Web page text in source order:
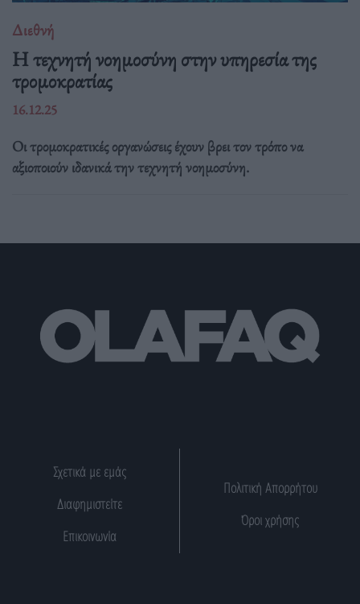
Διεθνή
Η τεχνητή νοημοσύνη στην υπηρεσία της
τρομοκρατίας
16.12.25
Οι τρομοκρατικές οργανώσεις έχουν βρει τον τρόπο να
αξιοποιούν ιδανικά την τεχνητή νοημοσύνη.
Σχετικά με εμάς
Διαφημιστείτε
Επικοινωνία
Πολιτική Απορρήτου
Όροι χρήσης